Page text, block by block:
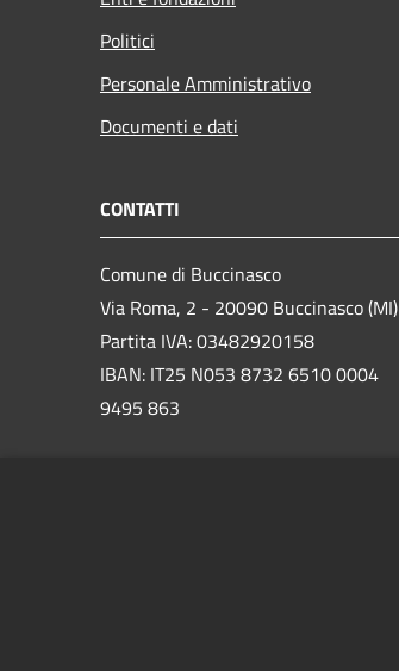
Politici
Personale Amministrativo
Documenti e dati
CONTATTI
Comune di Buccinasco
Via Roma, 2 - 20090 Buccinasco (MI)
Partita IVA: 03482920158
IBAN: IT25 N053 8732 6510 0004
9495 863